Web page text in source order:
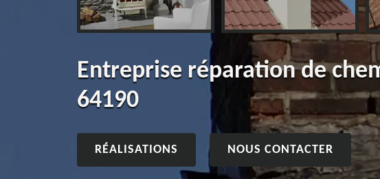
Entreprise réparation de
64190
RÉALISATIONS NOUS CONTACTER